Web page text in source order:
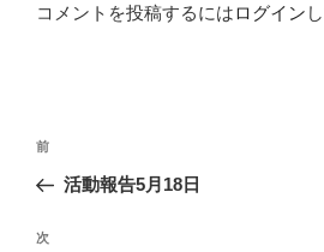
コメントを投稿するにはログイン
投
ナ
ビ
過
去
投
前
活動報告5月18日
次
次